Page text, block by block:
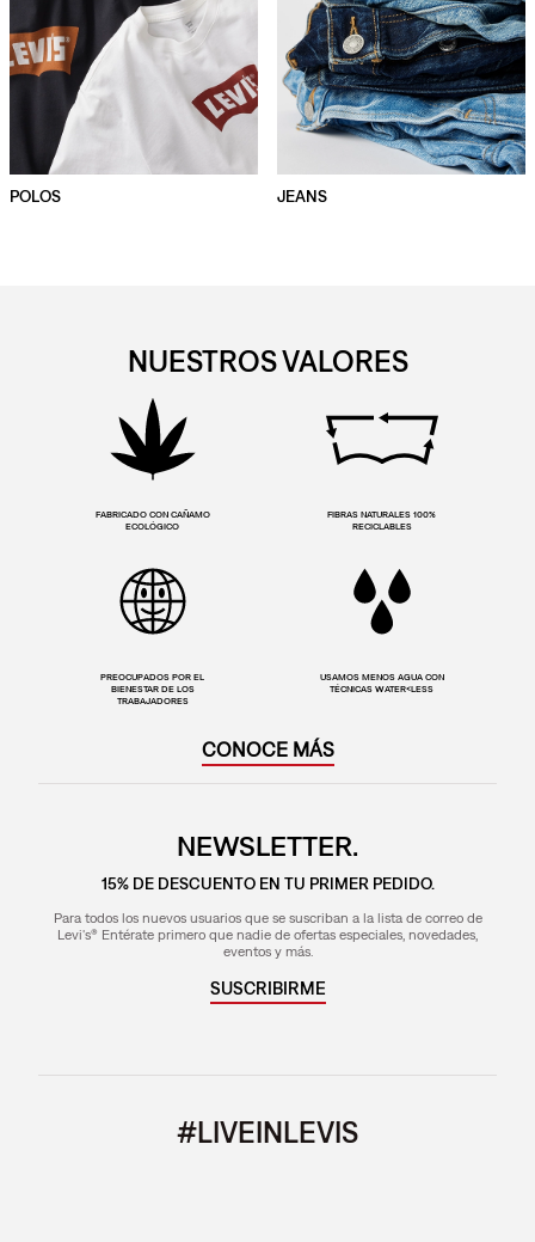
POLOS JEANS
NUESTROS VALORES
FABRICADO CON CAÑAMO
ECOLÓGICO
FIBRAS NATURALES 100%
RECICLABLES
PREOCUPADOS POR EL
BIENESTAR DE LOS
TRABAJADORES
USAMOS MENOS AGUA CON
TÉCNICAS WATER<LESS
CONOCE MÁS
NEWSLETTER.
15% DE DESCUENTO EN TU PRIMER PEDIDO.
Para todos los nuevos usuarios que se suscriban a la lista de correo de
Levi's® Entérate primero que nadie de ofertas especiales, novedades,
eventos y más.
SUSCRIBIRME
#LIVEINLEVIS